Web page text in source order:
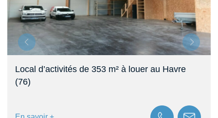
Local d’activités de 353 m² à louer au Havre
(76)